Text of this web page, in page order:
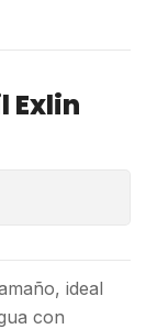
Exlin
ideal
con